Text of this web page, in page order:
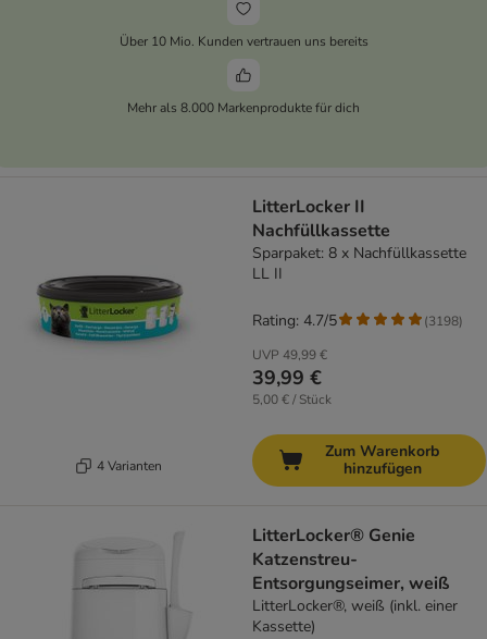
Über 10 Mio. Kunden vertrauen uns bereits
Mehr als 8.000 Markenprodukte für dich
4 Varianten
LitterLocker II
Nachfüllkassette
Sparpaket: 8 x Nachfüllkassette
LL II
UVP 49,99 €
39,99 €
5,00 € / Stück
Rating: 4.7/5 (3198)
Zum Warenkorb
hinzufügen
LitterLocker® Genie
Katzenstreu-
Entsorgungseimer, weiß
LitterLocker®, weiß (inkl. einer
Kassette)